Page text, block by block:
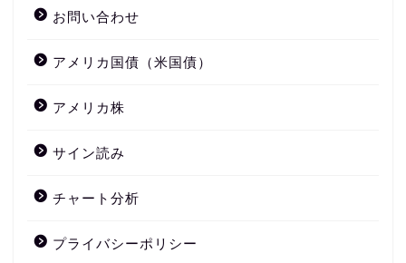
お問い合わせ
アメリカ国債（米国債）
アメリカ株
サイン読み
チャート分析
プライバシーポリシー